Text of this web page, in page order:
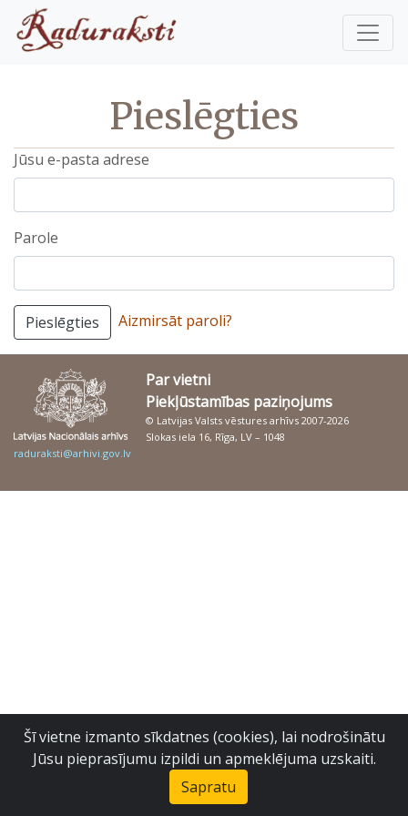
Pieslēgties
Jūsu e-pasta adrese
Parole
Pieslēgties Aizmirsāt paroli?
Par vietni
Piekļūstamības paziņojums
© Latvijas Valsts vēstures arhīvs 2007-2026
Slokas iela 16, Rīga, LV – 1048
raduraksti@arhivi.gov.lv
Šī vietne izmanto sīkdatnes (cookies), lai nodrošinātu
Jūsu pieprasījumu izpildi un apmeklējuma uzskaiti.
Sapratu